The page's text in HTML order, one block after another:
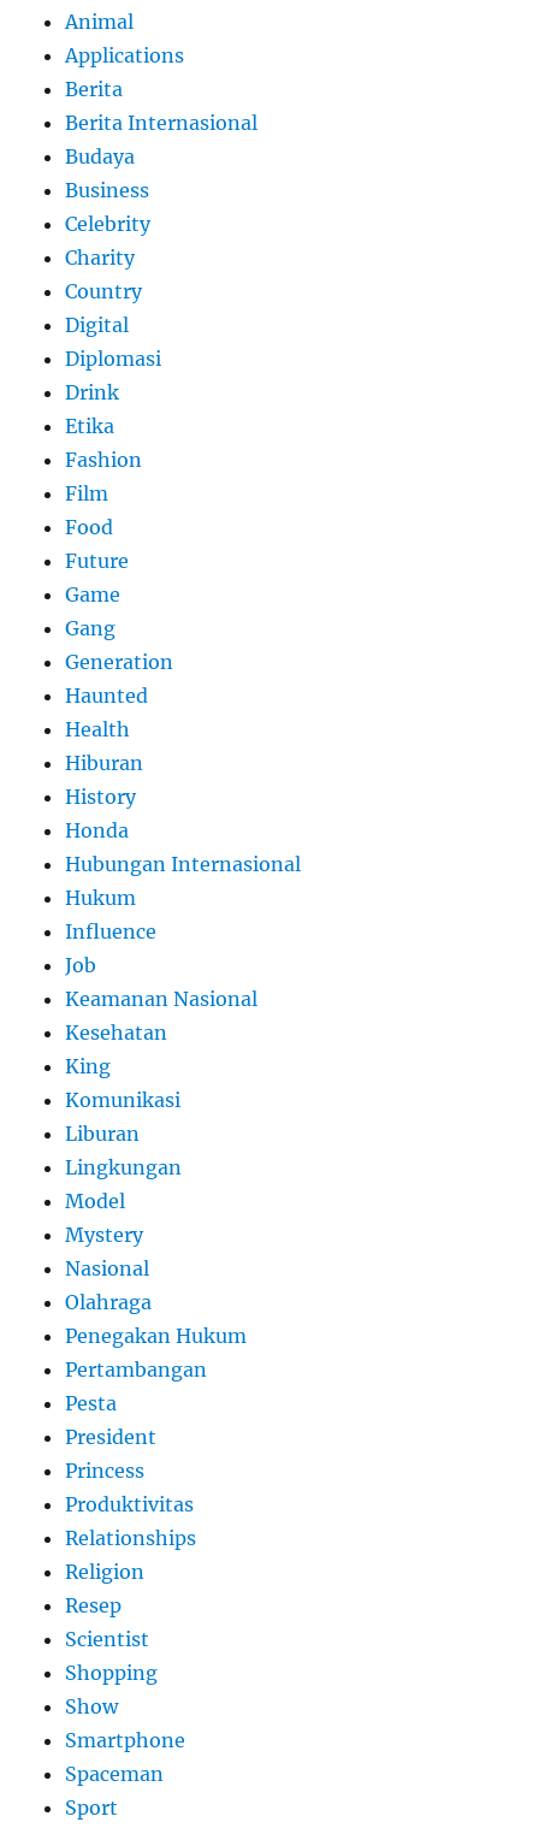
Animal
Applications
Berita
Berita Internasional
Budaya
Business
Celebrity
Charity
Country
Digital
Diplomasi
Drink
Etika
Fashion
Film
Food
Future
Game
Gang
Generation
Haunted
Health
Hiburan
History
Honda
Hubungan Internasional
Hukum
Influence
Job
Keamanan Nasional
Kesehatan
King
Komunikasi
Liburan
Lingkungan
Model
Mystery
Nasional
Olahraga
Penegakan Hukum
Pertambangan
Pesta
President
Princess
Produktivitas
Relationships
Religion
Resep
Scientist
Shopping
Show
Smartphone
Spaceman
Sport